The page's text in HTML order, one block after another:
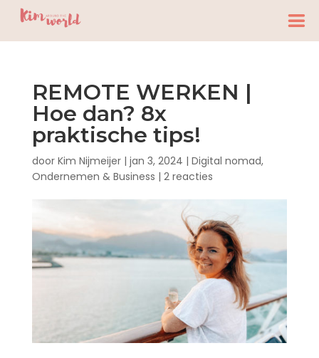
REMOTE WERKEN |
Hoe dan? 8x
praktische tips!
door Kim Nijmeijer| jan 3, 2024 | Digital nomad,
Ondernemen & Business | 2 reacties